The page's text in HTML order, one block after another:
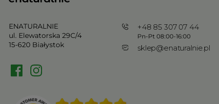
ENATURALNIE
ul. Elewatorska 29C/4
15-620 Białystok
+48 85 307 07 44
Pn-Pt 08:00-16:00
sklep@enaturalnie.pl